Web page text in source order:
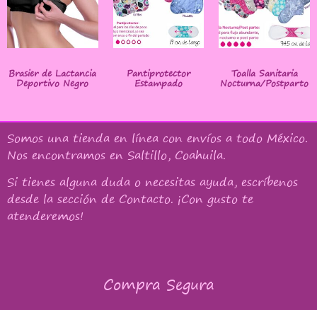
Brasier de Lactancia
Deportivo Negro
Pantiprotector
Estampado
Toalla Sanitaria
Nocturna/Postparto
Somos una tienda en línea con envíos a todo México.
Nos encontramos en Saltillo, Coahuila.
Si tienes alguna duda o necesitas ayuda, escríbenos
desde la sección de Contacto. ¡Con gusto te
atenderemos!
Compra Segura